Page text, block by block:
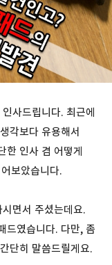
사드립니다. 최근에
각보다 유용해서
한 인사 겸 어떻게
보았습니다.
면서 주셨는데요.
드였습니다. 다만, 좀
단히 말씀드릴게요.